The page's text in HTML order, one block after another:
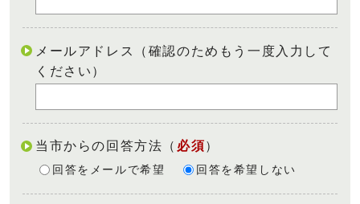
メールアドレス（確認のためもう一度入力して
ください）
当市からの回答方法 （ 必須）
回答をメールで希望 回答を希望しない